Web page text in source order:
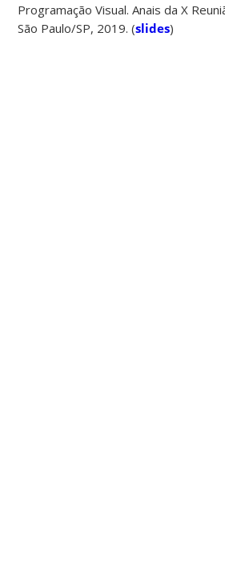
Programação Visual. Anais da X
São Paulo/SP, 2019. (slides)